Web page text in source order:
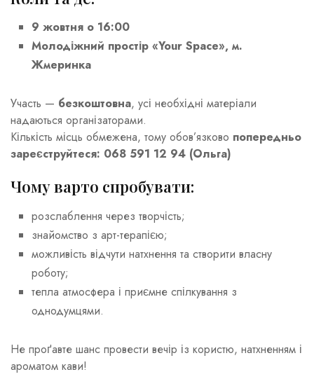
9 жовтня о 16:00
Молодіжний простір «Your Space», м.
Жмеринка
Участь — безкоштовна, усі необхідні матеріали
надаються організаторами.
Кількість місць обмежена, тому обов’язково попередньо
зареєструйтеся: 068 591 12 94 (Ольга)
Чому варто спробувати:
розслаблення через творчість;
знайомство з арт-терапією;
можливість відчути натхнення та створити власну
роботу;
тепла атмосфера і приємне спілкування з
однодумцями.
Не проґавте шанс провести вечір із користю, натхненням і
ароматом кави!